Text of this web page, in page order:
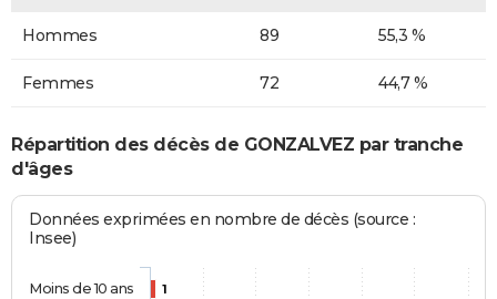
Hommes 89 55,3 %
Femmes 72 44,7 %
Répartition des décès de GONZALVEZ par tranche
d'âges
Données exprimées en nombre de décès (source :
Insee)
1
Moins de 10 ans